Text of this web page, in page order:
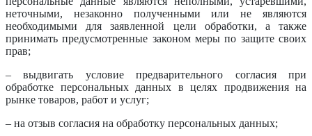
неточными, незаконно полученными или не являются
необходимыми для заявленной цели обработки, а также
принимать предусмотренные законом меры по защите своих
прав;
– выдвигать условие предварительного согласия при
обработке персональных данных в целях продвижения на
рынке товаров, работ и услуг;
– на отзыв согласия на обработку персональных данных;